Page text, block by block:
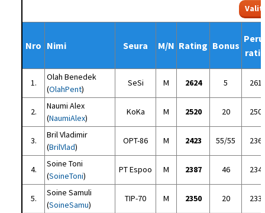
Nro Nimi Seura M/N Rating Bonus
1.
Olah Benedek
(OlahPent)
SeSi M 2624 5
2.
Naumi Alex
(NaumiAlex)
KoKa M 2520 20
3.
Bril Vladimir
(BrilVlad)
OPT-86 M 2423 55/55
4.
Soine Toni
(SoineToni)
PT Espoo M 2387 46
5.
Soine Samuli
(SoineSamu)
TIP-70 M 2350 20